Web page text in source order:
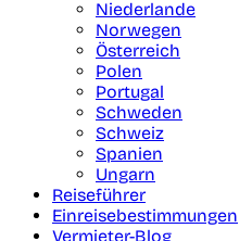
Niederlande
Norwegen
Österreich
Polen
Portugal
Schweden
Schweiz
Spanien
Ungarn
Reiseführer
Einreisebestimmungen
Vermieter-Blog